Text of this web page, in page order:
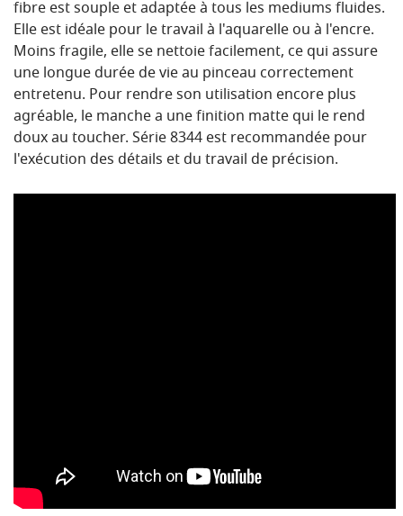
fibre est souple et adaptée à tous les mediums fluides.
Elle est idéale pour le travail à l'aquarelle ou à l'encre.
Moins fragile, elle se nettoie facilement, ce qui assure
une longue durée de vie au pinceau correctement
entretenu. Pour rendre son utilisation encore plus
agréable, le manche a une finition matte qui le rend
doux au toucher. Série 8344 est recommandée pour
l'exécution des détails et du travail de précision.